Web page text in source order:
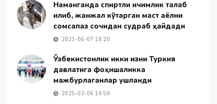
Наманганда спиртли ичимлик талаб
қилиб, жанжал кўтарган маст аёлни
сомсапаз сочидан судраб ҳайдади
2021-06-07 18:20
Ўзбекистонлик икки қизни Туркия
давлатига фоҳишаликка
мажбурлаганлар ушланди
2025-03-06 14:59